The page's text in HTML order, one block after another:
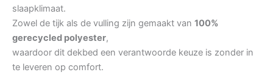
slaapklimaat.
Zowel de tijk als de vulling zijn gemaakt van 100%
gerecycled polyester,
waardoor dit dekbed een verantwoorde keuze is zonder in
te leveren op comfort.